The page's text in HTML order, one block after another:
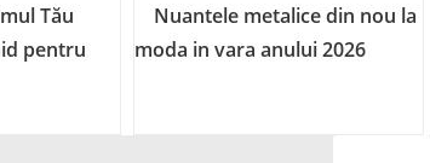
Tău
pentru
Nuantele metalice din nou la
moda in vara anului 2026